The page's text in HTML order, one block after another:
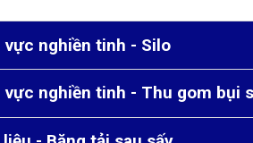
vực nghiền tinh - Silo
vực nghiền tinh - Thu gom bụi